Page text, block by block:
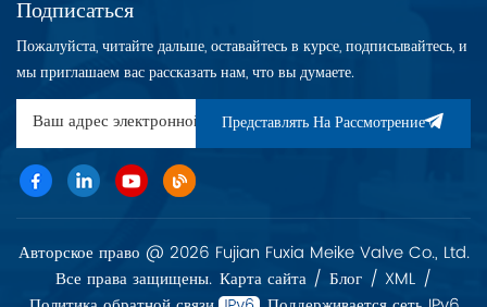
Подписаться
Пожалуйста, читайте дальше, оставайтесь в курсе, подписывайтесь, и
мы приглашаем вас рассказать нам, что вы думаете.
Представлять На Рассмотрение
Авторское право @ 2026 Fujian Fuxia Meike Valve Co., Ltd.
Все права защищены. Карта сайта / Блог / XML /